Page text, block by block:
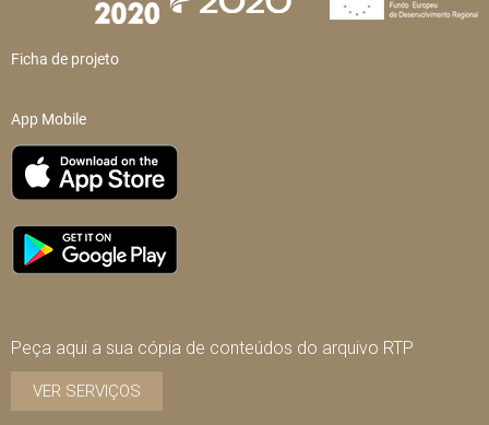
Ficha de projeto
App Mobile
Peça aqui a sua cópia de conteúdos do arquivo RTP
VER SERVIÇOS